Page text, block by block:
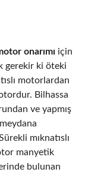
onarımı için
gerekir ki öteki
motorlardan
Bilhassa
ve yapmış
mıknatıslı
manyetik
bulunan